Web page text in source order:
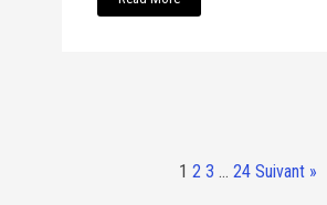
1 2 3 … 24 Suivant »